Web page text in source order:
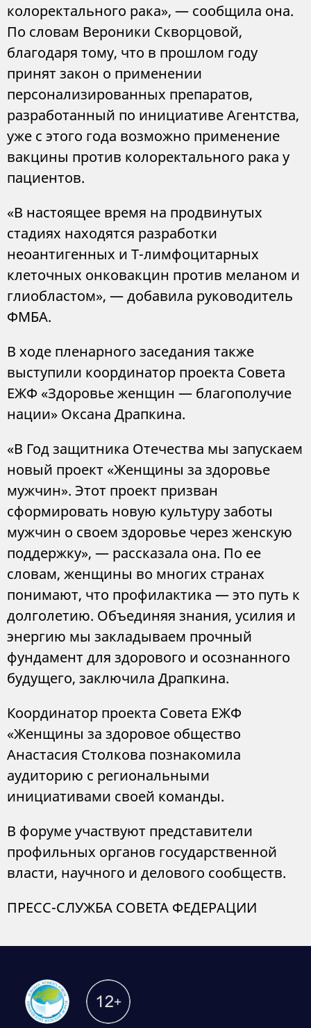
колоректального рака», — сообщила она.
По словам Вероники Скворцовой,
благодаря тому, что в прошлом году
принят закон о применении
персонализированных препаратов,
разработанный по инициативе Агентства,
уже с этого года возможно применение
вакцины против колоректального рака у
пациентов.
«В настоящее время на продвинутых
стадиях находятся разработки
неоантигенных и Т-лимфоцитарных
клеточных онковакцин против меланом и
глиобластом», — добавила руководитель
ФМБА.
В ходе пленарного заседания также
выступили координатор проекта Совета
ЕЖФ «Здоровье женщин — благополучие
нации» Оксана Драпкина.
«В Год защитника Отечества мы запускаем
новый проект «Женщины за здоровье
мужчин». Этот проект призван
сформировать новую культуру заботы
мужчин о своем здоровье через женскую
поддержку», — рассказала она. По ее
словам, женщины во многих странах
понимают, что профилактика — это путь к
долголетию. Объединяя знания, усилия и
энергию мы закладываем прочный
фундамент для здорового и осознанного
будущего, заключила Драпкина.
Координатор проекта Совета ЕЖФ
«Женщины за здоровое общество
Анастасия Столкова познакомила
аудиторию с региональными
инициативами своей команды.
В форуме участвуют представители
профильных органов государственной
власти, научного и делового сообществ.
ПРЕСС-СЛУЖБА СОВЕТА ФЕДЕРАЦИИ